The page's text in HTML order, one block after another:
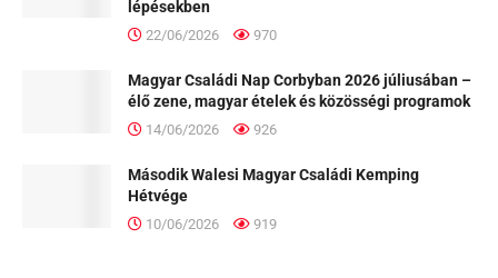
lépésekben
22/06/2026 970
Magyar Családi Nap Corbyban 2026 júliusában –
élő zene, magyar ételek és közösségi programok
14/06/2026 926
Második Walesi Magyar Családi Kemping
Hétvége
10/06/2026 919